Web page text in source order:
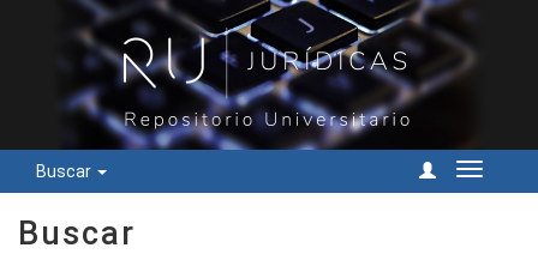
Buscar
Cambiar
Buscar